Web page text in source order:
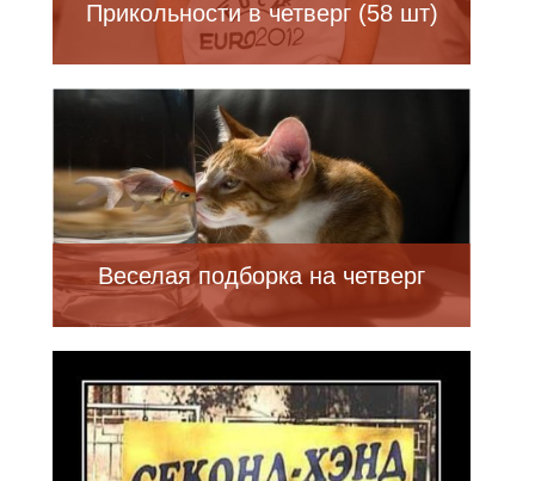
Прикольности в четверг (58 шт)
Веселая подборка на четверг